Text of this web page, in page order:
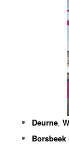
Deurne,
Borsbeek